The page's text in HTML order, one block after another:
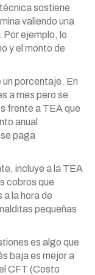
sostiene
valiendo una
Por ejemplo, lo
y el monto de
porcentaje. En
a mes pero se
frente a TEA que
anual
paga
incluye a la TEA
cobros que
la hora de
pequeñas
es algo que
baja es mejor a
CFT (Costo